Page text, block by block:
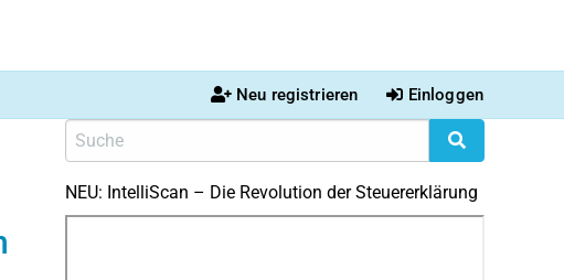
Neu registrieren Einloggen
NEU: IntelliScan – Die Revolution der Steuererklärung